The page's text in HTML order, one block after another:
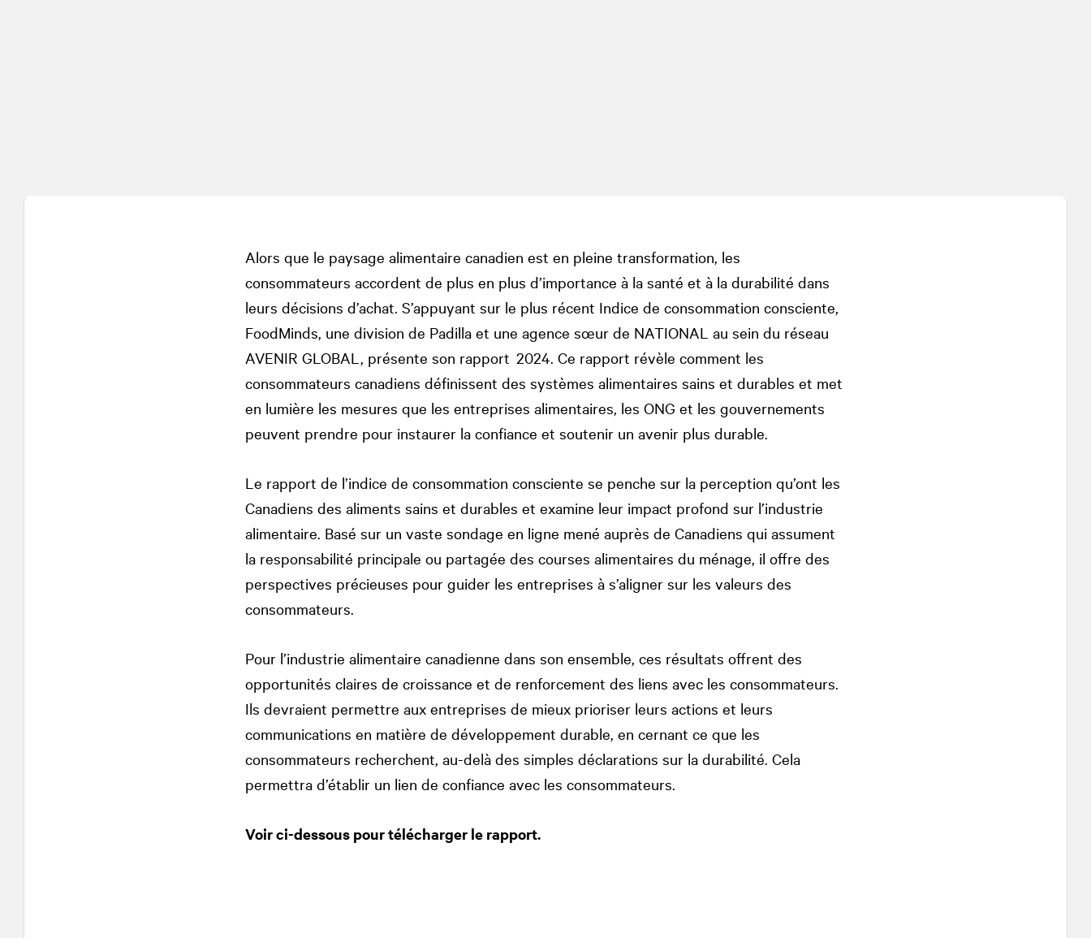
Alors que le paysage alimentaire canadien est en pleine transformation, les
consommateurs accordent de plus en plus d’importance à la santé et à la durabilité dans
leurs décisions d’achat. S’appuyant sur le plus récent Indice de consommation consciente,
FoodMinds, une division de Padilla et une agence sœur de NATIONAL au sein du réseau
AVENIR GLOBAL, présente son rapport 2024. Ce rapport révèle comment les
consommateurs canadiens définissent des systèmes alimentaires sains et durables et met
en lumière les mesures que les entreprises alimentaires, les ONG et les gouvernements
peuvent prendre pour instaurer la confiance et soutenir un avenir plus durable.
Le rapport de l’indice de consommation consciente se penche sur la perception qu’ont les
Canadiens des aliments sains et durables et examine leur impact profond sur l’industrie
alimentaire. Basé sur un vaste sondage en ligne mené auprès de Canadiens qui assument
la responsabilité principale ou partagée des courses alimentaires du ménage, il offre des
perspectives précieuses pour guider les entreprises à s’aligner sur les valeurs des
consommateurs.
Pour l’industrie alimentaire canadienne dans son ensemble, ces résultats offrent des
opportunités claires de croissance et de renforcement des liens avec les consommateurs.
Ils devraient permettre aux entreprises de mieux prioriser leurs actions et leurs
communications en matière de développement durable, en cernant ce que les
consommateurs recherchent, au-delà des simples déclarations sur la durabilité. Cela
permettra d’établir un lien de confiance avec les consommateurs.
Voir ci-dessous pour télécharger le rapport.